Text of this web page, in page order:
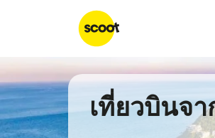
เที่ยวบินจ